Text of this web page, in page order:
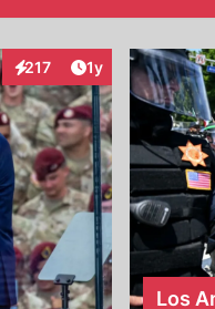
217
InteraktionenArtikel
1y
Los